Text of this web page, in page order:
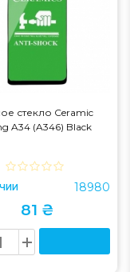
стекло Ceramic
A34 (A346) Black
18980
81 ₴